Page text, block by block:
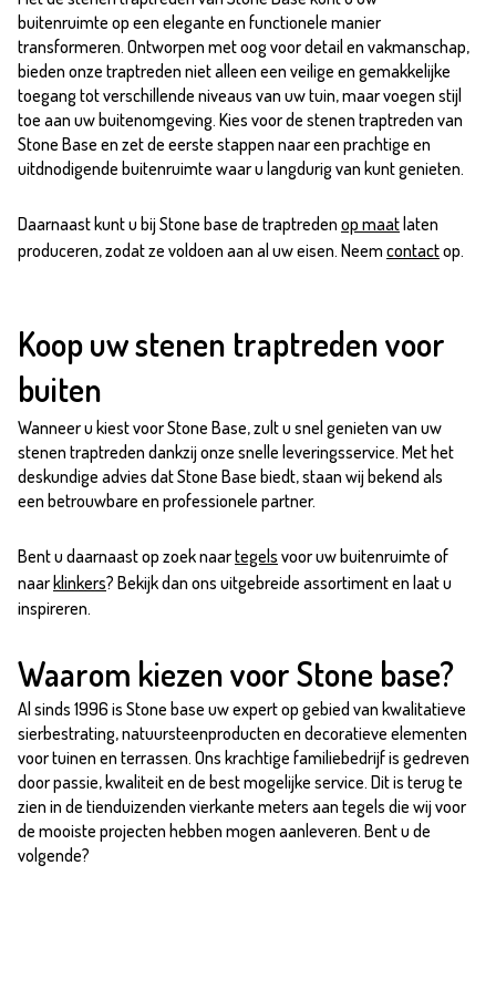
buitenruimte op een elegante en functionele manier
transformeren. Ontworpen met oog voor detail en vakmanschap,
bieden onze traptreden niet alleen een veilige en gemakkelijke
toegang tot verschillende niveaus van uw tuin, maar voegen stijl
toe aan uw buitenomgeving. Kies voor de stenen traptreden van
Stone Base en zet de eerste stappen naar een prachtige en
uitdnodigende buitenruimte waar u langdurig van kunt genieten.
Daarnaast kunt u bij Stone base de traptreden op maat laten
produceren, zodat ze voldoen aan al uw eisen. Neem contactop.
Koop uw stenen traptreden voor
buiten
Wanneer u kiest voor Stone Base, zult u snel genieten van uw
stenen traptreden dankzij onze snelle leveringsservice. Met het
deskundige advies dat Stone Base biedt, staan wij bekend als
een betrouwbare en professionele partner.
Bent u daarnaast op zoek naartegels voor uw buitenruimte of
naar klinkers? Bekijk dan ons uitgebreide assortiment en laat u
inspireren.
Waarom kiezen voor Stone base?
Al sinds 1996 is Stone base uw expert op gebied van kwalitatieve
sierbestrating, natuursteenproducten en decoratieve elementen
voor tuinen en terrassen. Ons krachtige familiebedrijf is gedreven
door passie, kwaliteit en de best mogelijke service. Dit is terug te
zien in de tienduizenden vierkante meters aan tegels die wij voor
de mooiste projecten hebben mogen aanleveren. Bent u de
volgende?